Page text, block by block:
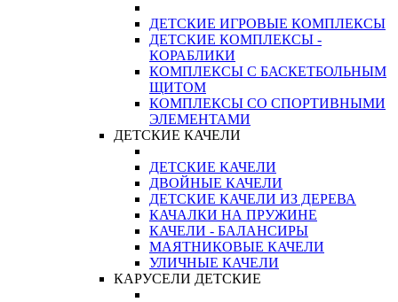
ДЕТСКИЕ ИГРОВЫЕ КОМПЛЕКСЫ
ДЕТСКИЕ КОМПЛЕКСЫ -
КОРАБЛИКИ
КОМПЛЕКСЫ С БАСКЕТБОЛЬНЫМ
ЩИТОМ
КОМПЛЕКСЫ СО СПОРТИВНЫМИ
ЭЛЕМЕНТАМИ
ДЕТСКИЕ КАЧЕЛИ
ДЕТСКИЕ КАЧЕЛИ
ДВОЙНЫЕ КАЧЕЛИ
ДЕТСКИЕ КАЧЕЛИ ИЗ ДЕРЕВА
КАЧАЛКИ НА ПРУЖИНЕ
КАЧЕЛИ - БАЛАНСИРЫ
МАЯТНИКОВЫЕ КАЧЕЛИ
УЛИЧНЫЕ КАЧЕЛИ
КАРУСЕЛИ ДЕТСКИЕ